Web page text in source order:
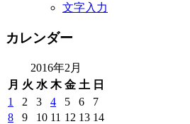
文字入力
カレンダー
2016年2月
月 火 水 木 金 土 日
1
2 3 4 5 6
7
8
9 10 11 12 13 14